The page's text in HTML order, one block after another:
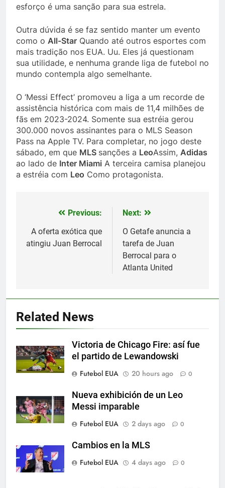
esforço é uma sanção para sua estrela.
Outra dúvida é se faz sentido manter um evento
como o All-Star Quando até outros esportes com
mais tradição nos EUA. Uu. Eles já questionam
sua utilidade, e nenhuma grande liga de futebol no
mundo contempla algo semelhante.
O ‘Messi Effect’ promoveu a liga a um recorde de
assistência histórica com mais de 11,4 milhões de
fãs em 2023-2024. Somente sua estréia gerou
300.000 novos assinantes para o MLS Season
Pass na Apple TV. Para completar, no jogo deste
sábado, em que MLS sanções a LeoAssim, Adidas
ao lado de Inter Miami A terceira camisa planejou
a estréia com Leo Como protagonista.
navigation
Previous:
A oferta exótica que
atingiu Juan Berrocal
Next:
O Getafe anuncia a
tarefa de Juan
Berrocal para o
Atlanta United
Related News
Victoria de Chicago Fire: así fue
el partido de Lewandowski
Futebol EUA
20 hours ago 0
Nueva exhibición de un Leo
Messi imparable
Futebol EUA
2 days ago 0
Cambios en la MLS
Futebol EUA
4 days ago 0
Histórico: a MLS baixa as
6
é conhecida
SPORTS
7
Exibição: duas assistências de
Leo Messi e hat-trick de Luis
SPORTS